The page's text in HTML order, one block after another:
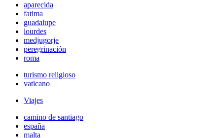
aparecida
fatima
guadalupe
lourdes
medjugorje
peregrinación
roma
turismo religioso
vaticano
Viajes
camino de santiago
españa
malta